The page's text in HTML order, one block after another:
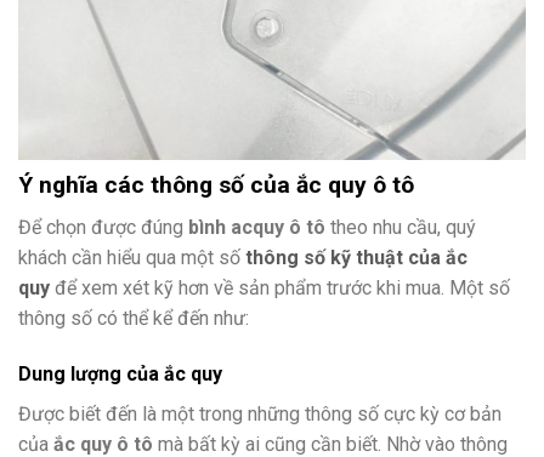
Ý nghĩa các thông số của ắc quy ô tô
Để chọn được đúng bình acquy ô tô theo nhu cầu, quý
khách cần hiểu qua một số thông số kỹ thuật của ắc
quy để xem xét kỹ hơn về sản phẩm trước khi mua. Một số
thông số có thể kể đến như:
Dung lượng của ắc quy
Được biết đến là một trong những thông số cực kỳ cơ bản
của ắc quy ô tô mà bất kỳ ai cũng cần biết. Nhờ vào thông